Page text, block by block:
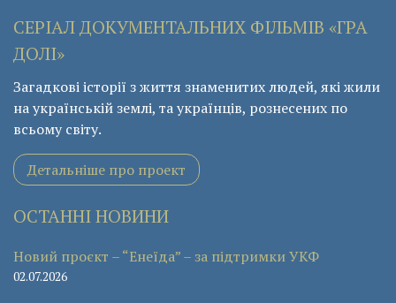
СЕРІАЛ ДОКУМЕНТАЛЬНИХ ФІЛЬМІВ «ГРА
ДОЛІ»
Загадкові історії з життя знаменитих людей, які жили
на українській землі, та українців, рознесених по
всьому світу.
Детальніше про проект
ОСТАННІ НОВИНИ
Новий проєкт – “Енеїда” – за підтримки УКФ
02.07.2026